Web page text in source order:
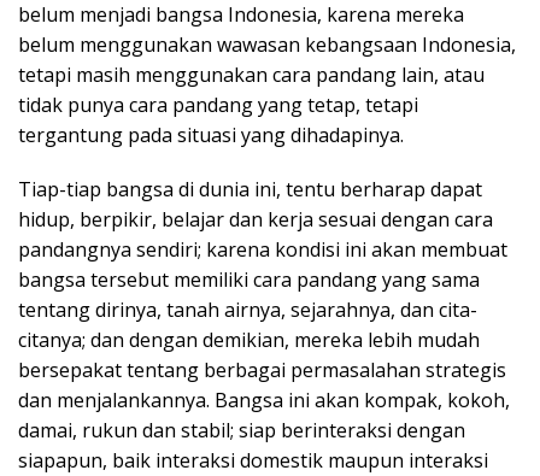
belum menjadi bangsa Indonesia, karena mereka
belum menggunakan wawasan kebangsaan Indonesia,
tetapi masih menggunakan cara pandang lain, atau
tidak punya cara pandang yang tetap, tetapi
tergantung pada situasi yang dihadapinya.
Tiap-tiap bangsa di dunia ini, tentu berharap dapat
hidup, berpikir, belajar dan kerja sesuai dengan cara
pandangnya sendiri; karena kondisi ini akan membuat
bangsa tersebut memiliki cara pandang yang sama
tentang dirinya, tanah airnya, sejarahnya, dan cita-
citanya; dan dengan demikian, mereka lebih mudah
bersepakat tentang berbagai permasalahan strategis
dan menjalankannya. Bangsa ini akan kompak, kokoh,
damai, rukun dan stabil; siap berinteraksi dengan
siapapun, baik interaksi domestik maupun interaksi